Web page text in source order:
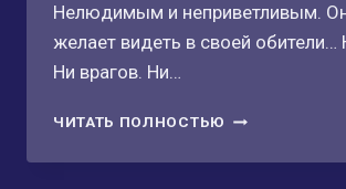
Нелюдимым и неприветливым.
желает видеть в своей обители…
Ни врагов. Ни…
ЧИТАТЬ ПОЛНОСТЬЮ СВИДЕТЕЛЬ